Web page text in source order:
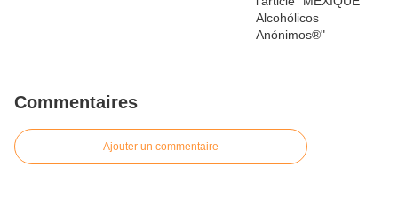
Commentaires
Ajouter un commentaire